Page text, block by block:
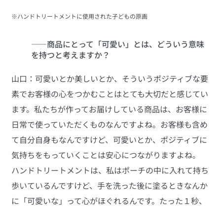
※ハンドトリートメントに使用された子どもの原画
――商品にとって「可愛い」とは、どういう意味
を持つと考えますか？
山口：可愛いとか美しいとか、そういうポジティブな要
素でお客様の心をつかむことはとても大切だと感じてい
ます。私たちが作ってお届けしている商品は、お客様に
日常で使っていただくものなんですよね。お客様も含め
て自分自身もなんですけど、可愛いとか、ポジティブに
気持ちをもっていくことは安心につながりますよね。
ハンドトリートメントは、私はポーチの中に入れて持ち
歩いているんですけど、手を洗った後に塗るときなんか
に「可愛いな」って心がほぐれるんです。たった１秒、